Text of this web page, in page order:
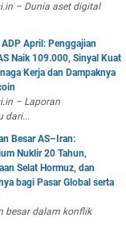
– Dunia aset digital
ADP April: Penggajian
Naik 109.000, Sinyal Kuat
Kerja dan Dampaknya
– Laporan
dari...
Besar AS–Iran:
Nuklir 20 Tahun,
Selat Hormuz, dan
bagi Pasar Global serta
besar dalam konflik